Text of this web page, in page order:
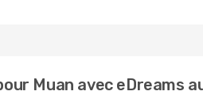
Muan avec eDreams